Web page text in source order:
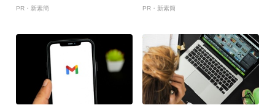
變小！
PR・新素簡
懷疑人生
PR・新素簡